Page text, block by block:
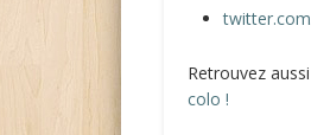
Retrouvez
colo !